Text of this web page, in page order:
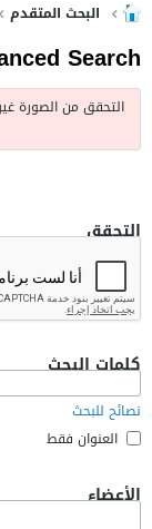
البحث المتقدم
Search
التحقق
كلمات البحث
نصائح للبحث
العنوان فقط
الأعضاء